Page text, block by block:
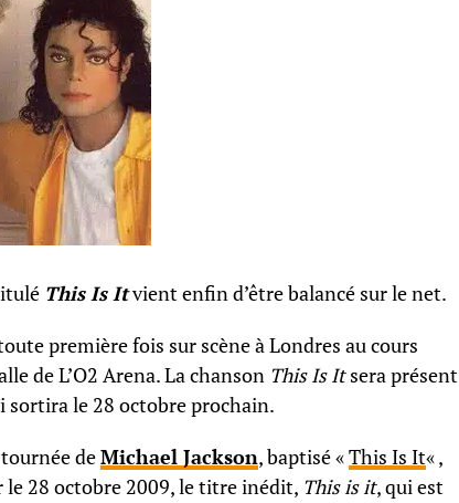
This Is Itvient enfin d’être balancé sur le net.
première fois sur scène à Londres au cours
de L’O2 Arena. La chanson This Is Itsera présent
sortira le 28 octobre prochain.
deMichael Jackson, baptisé «This Is It« ,
28 octobre 2009, le titre inédit, This is it, qui est